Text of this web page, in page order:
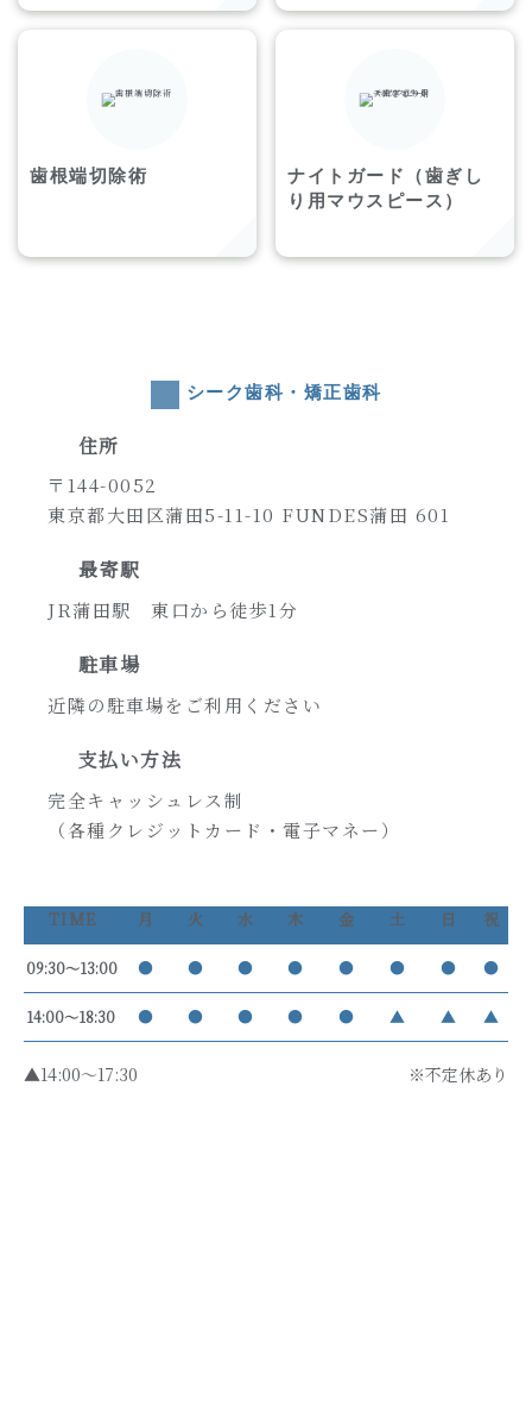
歯根端切除術
ナイトガード（歯ぎし
り用マウスピース）
シーク歯科・矯正歯科
住所
〒144-0052
東京都大田区蒲田5-11-10 FUNDES蒲田 601
最寄駅
JR蒲田駅 東口から徒歩1分
駐車場
近隣の駐車場をご利用ください
支払い方法
完全キャッシュレス制
（各種クレジットカード・電子マネー）
TIME 月 火 水 木 金 土 日 祝
09:30〜13:00 ● ● ● ● ● ● ● ●
14:00〜18:30 ● ● ● ● ● ▲ ▲ ▲
▲14:00～17:30 ※不定休あり